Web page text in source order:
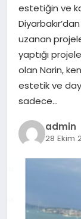
SIYASET
SPOR
TEKNOLOJI
YAŞAM
estetiğin ve
uzanan
yaptığı
olan Narin,
estetik ve
sadece…
admin
28 Ekim